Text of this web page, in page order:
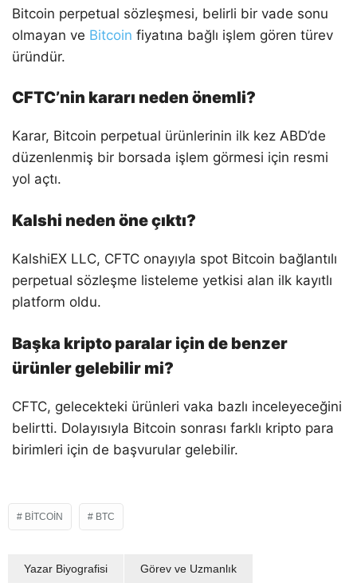
Bitcoin perpetual sözleşmesi, belirli bir vade sonu
olmayan ve Bitcoin fiyatına bağlı işlem gören türev
üründür.
CFTC’nin kararı neden önemli?
Karar, Bitcoin perpetual ürünlerinin ilk kez ABD’de
düzenlenmiş bir borsada işlem görmesi için resmi
yol açtı.
Kalshi neden öne çıktı?
KalshiEX LLC, CFTC onayıyla spot Bitcoin bağlantılı
perpetual sözleşme listeleme yetkisi alan ilk kayıtlı
platform oldu.
Başka kripto paralar için de benzer
ürünler gelebilir mi?
CFTC, gelecekteki ürünleri vaka bazlı inceleyeceğini
belirtti. Dolayısıyla Bitcoin sonrası farklı kripto para
birimleri için de başvurular gelebilir.
BITCOIN BTC
Yazar Biyografisi Görev ve Uzmanlık